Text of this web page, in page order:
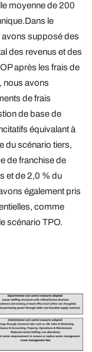
moyenne de 200
le
avons supposé des
des revenus et des
après les frais de
nous avons
de frais
de base de
équivalant à
du scénario tiers,
de franchise de
et de 2,0 % du
également pris
comme
scénario TPO.